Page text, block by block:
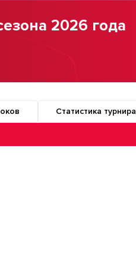
2026 года
Статистика турнира